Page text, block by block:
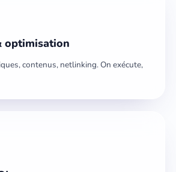
optimisation
contenus, netlinking. On exécute,